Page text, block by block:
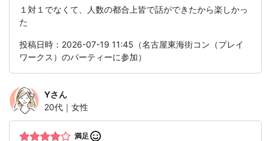
１対１でなくて、人数の都合上皆で話ができたから楽しかっ
た
投稿日時：2026-07-19 11:45（名古屋東海街コン（プレイ
ワークス）のパーティーに参加）
Yさん
20代｜女性
満足